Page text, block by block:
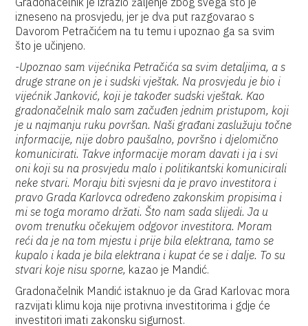
izneseno na prosvjedu, jer je dva put razgovarao s
Davorom Petračićem na tu temu i upoznao ga sa svim
što je učinjeno.
-Upoznao sam vijećnika Petračića sa svim detaljima, a s
druge strane on je i sudski vještak. Na prosvjedu je bio i
vijećnik Janković, koji je također sudski vještak. Kao
gradonačelnik malo sam začuđen jednim pristupom, koji
je u najmanju ruku površan. Naši građani zaslužuju točne
informacije, nije dobro paušalno, površno i djelomično
komunicirati. Takve informacije moram davati i ja i svi
oni koji su na prosvjedu malo i politikantski komunicirali
neke stvari. Moraju biti svjesni da je pravo investitora i
pravo Grada Karlovca određeno zakonskim propisima i
mi se toga moramo držati. Što nam sada slijedi. Ja u
ovom trenutku očekujem odgovor investitora. Moram
reći da je na tom mjestu i prije bila elektrana, tamo se
kupalo i kada je bila elektrana i kupat će se i dalje. To su
stvari koje nisu sporne, kazao je Mandić.
Gradonačelnik Mandić istaknuo je da Grad Karlovac mora
razvijati klimu koja nije protivna investitorima i gdje će
investitori imati zakonsku sigurnost.